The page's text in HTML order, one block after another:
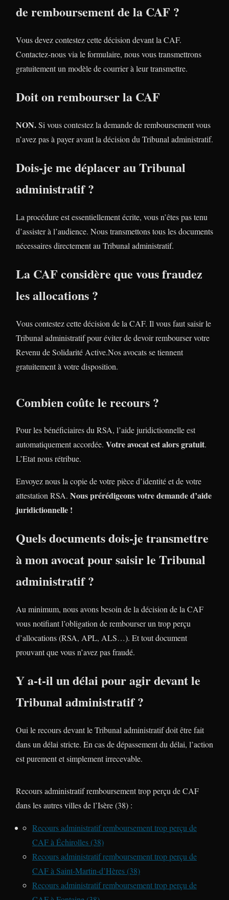
de remboursement de la CAF ?
Vous devez contestez cette décision devant la CAF.
Contactez-nous via le formulaire, nous vous transmettrons
gratuitement un modèle de courrier à leur transmettre.
Doit on rembourser la CAF
NON.Si vous contestez la demande de remboursement vous
n’avez pas à payer avant la décision du Tribunal administratif.
Dois-je me déplacer au Tribunal
administratif ?
La procédure est essentiellement écrite, vous n’êtes pas tenu
d’assister à l’audience. Nous transmettons tous les documents
nécessaires directement au Tribunal administratif.
La CAF considère que vous fraudez
les allocations ?
Vous contestez cette décision de la CAF. Il vous faut saisir le
Tribunal administratif pour éviter de devoir rembourser votre
Revenu de Solidarité Active.Nos avocats se tiennent
gratuitement à votre disposition.
Combien coûte le recours ?
Pour les bénéficiaires du RSA, l’aide juridictionnelle est
automatiquement accordée. Votre avocat est alors gratuit.
L’Etat nous rétribue.
Envoyez nous la copie de votre pièce d’identité et de votre
attestation RSA. Nous prérédigeons votre demande d’aide
juridictionnelle !
Quels documents dois-je transmettre
à mon avocat pour saisir le Tribunal
administratif ?
Au minimum, nous avons besoin de la décision de la CAF
vous notifiant l’obligation de rembourser un trop perçu
d’allocations (RSA, APL, ALS…). Et tout document
prouvant que vous n’avez pas fraudé.
Y a-t-il un délai pour agir devant le
Tribunal administratif ?
Oui le recours devant le Tribunal administratif doit être fait
dans un délai stricte. En cas de dépassement du délai, l’action
est purement et simplement irrecevable.
Recours administratif remboursement trop perçu de CAF
dans les autres villes de l’Isère (38) :
Recours administratif remboursement trop perçu de
CAF à Échirolles (38)
Recours administratif remboursement trop perçu de
CAF à Saint-Martin-d’Hères (38)
Recours administratif remboursement trop perçu de